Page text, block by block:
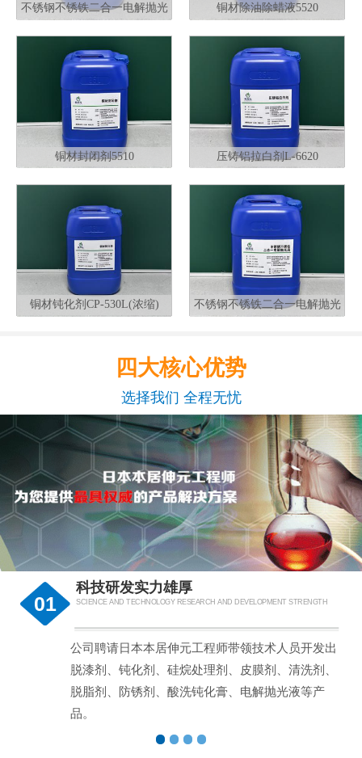
不锈钢不锈铁二合一电解抛光
铜材除油除蜡液5520
铜材封闭剂5510 压铸铝拉白剂L-6620
铜材钝化剂CP-530L(浓缩)
不锈钢不锈铁二合一电解抛光
四大核心优势
选择我们 全程无忧
01
科技研发实力雄厚
SCIENCE AND TECHNOLOGY RESEARCH AND DEVELOPMENT STRENGTH
公司聘请日本本居伸元工程师带领技术人员开发出
脱漆剂、钝化剂、硅烷处理剂、皮膜剂、清洗剂、
脱脂剂、防锈剂、酸洗钝化膏、电解抛光液等产
品。